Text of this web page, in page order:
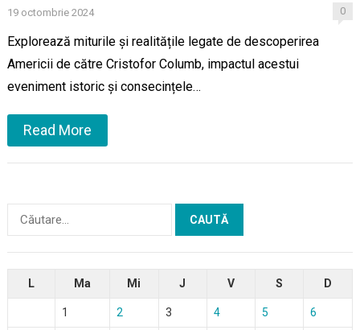
19 octombrie 2024 0
Explorează miturile și realitățile legate de descoperirea
Americii de către Cristofor Columb, impactul acestui
eveniment istoric și consecințele…
Read More
Caută
după:
L Ma Mi J V S D
1 2 3 4 5 6